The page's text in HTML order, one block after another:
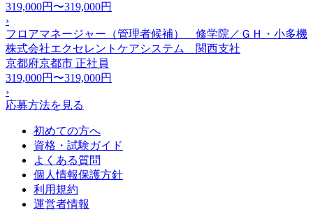
319,000円〜319,000円
›
フロアマネージャー（管理者候補） 修学院／ＧＨ・小多機
株式会社エクセレントケアシステム 関西支社
京都府京都市 正社員
319,000円〜319,000円
›
応募方法を見る
初めての方へ
資格・試験ガイド
よくある質問
個人情報保護方針
利用規約
運営者情報